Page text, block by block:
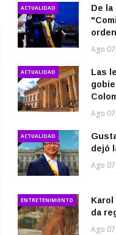
ACTUALIDAD
De la
Ago
ACTUALIDAD
Las
Ago
ACTUALIDAD
dejó
Ago
ENTRETENIMIENTO
da
Ago